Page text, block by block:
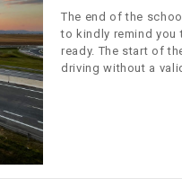
The end of the
to kindly remind you
ready. The start of
driving without a